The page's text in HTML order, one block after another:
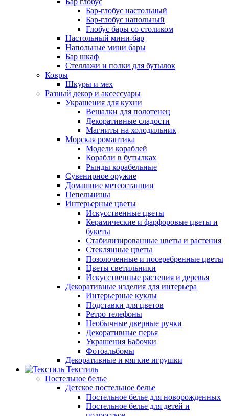
Бар-глобус настольный
Бар-глобус напольный
Глобус бары со столиком
Настольный мини-бар
Напольные мини бары
Бар шкаф
Стеллажи и полки для бутылок
Ковры
Шкуры и мех
Разный декор и аксессуары
Украшения для кухни
Вешалки для полотенец
Декоративные сладости
Магниты на холодильник
Морская романтика
Модели кораблей
Корабли в бутылках
Рынды корабельные
Сувенирное оружие
Домашние метеостанции
Пепельницы
Интерьерные цветы
Искусственные цветы
Керамические и фарфоровые цветы и
букеты
Стабилизированные цветы и растения
Стеклянные цветы
Позолоченные и посеребренные цветы
Цветы светильники
Искусственные растения и деревья
Декоративные изделия для интерьера
Интерьерные куклы
Подставки для цветов
Ретро телефоны
Необычные дверные ручки
Декоративные перья
Украшения Бабочки
Фотоальбомы
Декоративные и мягкие игрушки
Текстиль
Постельное белье
Детское постельное белье
Постельное белье для новорожденных
Постельное белье для детей и